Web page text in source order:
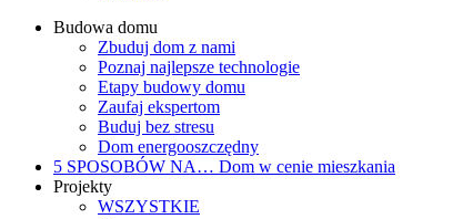
Budowa domu
Zbuduj dom z nami
Poznaj najlepsze technologie
Etapy budowy domu
Zaufaj ekspertom
Buduj bez stresu
Dom energooszczędny
5 SPOSOBÓW NA… Dom w cenie mieszkania
Projekty
WSZYSTKIE